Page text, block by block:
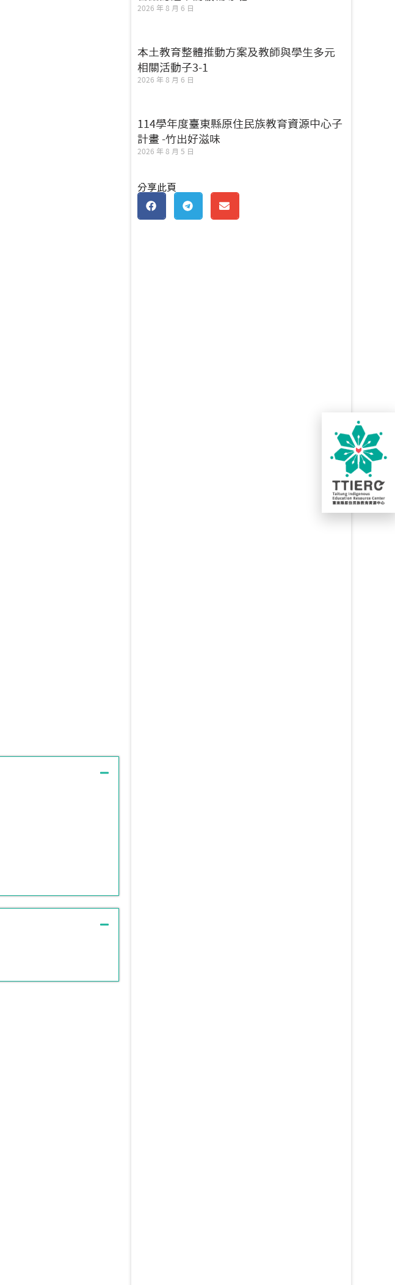
2026 年 8 月 6 日
本土教育整體推動方案及教師與學生多元
相關活動子3-1
2026 年 8 月 6 日
114學年度臺東縣原住民族教育資源中心子
計畫 -竹出好滋味
2026 年 8 月 5 日
分享此頁